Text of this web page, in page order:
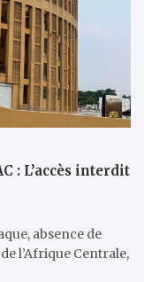
: L’accès interdit
absence de
l’Afrique Centrale,